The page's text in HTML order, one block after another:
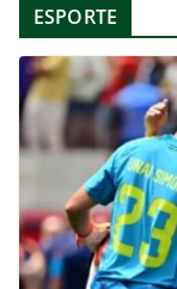
ESPORTE